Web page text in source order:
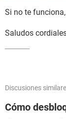
Si no te
Saludos
Discusiones
Cómo